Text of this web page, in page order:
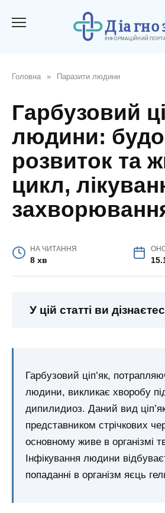
Головна » Паразити людини
Гарбузовий
людини:
розвиток та
цикл,
НА ЧИТАННЯ
8 хв
У цій статті ви
Гарбузовий ціп’як,
людини, викликає хворобу
дипилидиоз. Даний вид
представником стрічкових
основному живе в організмі
Інфікування людини
попаданні в організм яєць